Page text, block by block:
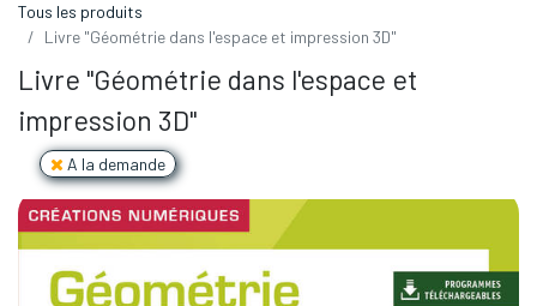
Tous les produits
Livre "Géométrie dans l'espace et impression 3D"
Livre "Géométrie dans l'espace et
impression 3D"
A la demande